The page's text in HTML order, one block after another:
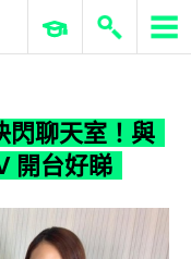
ERP 與商業 AI
閃聊天室！與
開台好睇